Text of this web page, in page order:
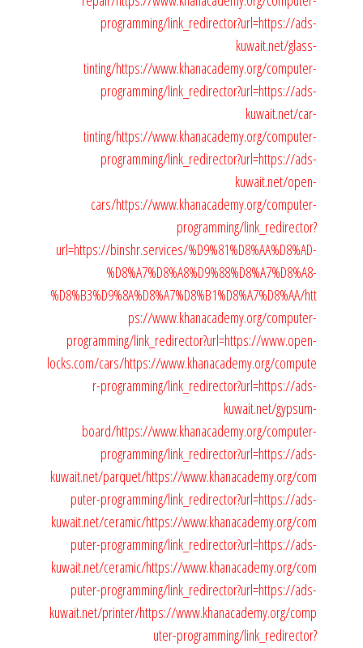
programming/link_redirector?url=https://ads-
kuwait.net/glass-
tinting/https://www.khanacademy.org/computer-
programming/link_redirector?url=https://ads-
kuwait.net/car-
tinting/https://www.khanacademy.org/computer-
programming/link_redirector?url=https://ads-
kuwait.net/open-
cars/https://www.khanacademy.org/computer-
programming/link_redirector?
url=https://binshr.services/%D9%81%D8%AA%D8%AD-
%D8%A7%D8%A8%D9%88%D8%A7%D8%A8-
%D8%B3%D9%8A%D8%A7%D8%B1%D8%A7%D8%AA/htt
ps://www.khanacademy.org/computer-
programming/link_redirector?url=https://www.open-
locks.com/cars/https://www.khanacademy.org/compute
r-programming/link_redirector?url=https://ads-
kuwait.net/gypsum-
board/https://www.khanacademy.org/computer-
programming/link_redirector?url=https://ads-
kuwait.net/parquet/https://www.khanacademy.org/com
puter-programming/link_redirector?url=https://ads-
kuwait.net/ceramic/https://www.khanacademy.org/com
puter-programming/link_redirector?url=https://ads-
kuwait.net/ceramic/https://www.khanacademy.org/com
puter-programming/link_redirector?url=https://ads-
kuwait.net/printer/https://www.khanacademy.org/comp
uter-programming/link_redirector?